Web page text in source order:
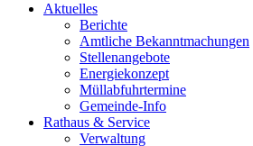
Aktuelles
Berichte
Amtliche Bekanntmachungen
Stellenangebote
Energiekonzept
Müllabfuhrtermine
Gemeinde-Info
Rathaus & Service
Verwaltung